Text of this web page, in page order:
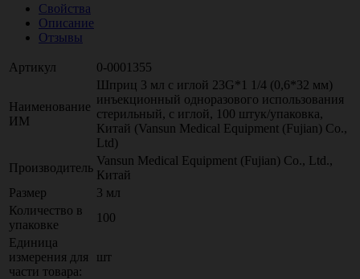
Свойства
Описание
Отзывы
Артикул 0-0001355
Наименование
ИМ
Шприц 3 мл с иглой 23G*1 1/4 (0,6*32 мм)
инъекционный одноразового использования
стерильный, с иглой, 100 штук/упаковка,
Китай (Vansun Medical Equipment (Fujian) Co.,
Ltd)
Производитель
Vansun Medical Equipment (Fujian) Co., Ltd.,
Китай
Размер
3 мл
Количество в
упаковке
100
Единица
измерения для
части товара:
шт